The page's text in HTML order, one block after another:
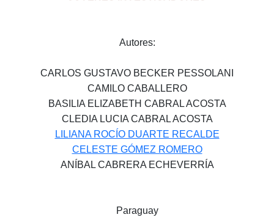
Autores:
CARLOS GUSTAVO BECKER PESSOLANI
CAMILO CABALLERO
BASILIA ELIZABETH CABRAL ACOSTA
CLEDIA LUCIA CABRAL ACOSTA
LILIANA ROCÍO DUARTE RECALDE
CELESTE GÓMEZ ROMERO
ANÍBAL CABRERA ECHEVERRÍA
Paraguay